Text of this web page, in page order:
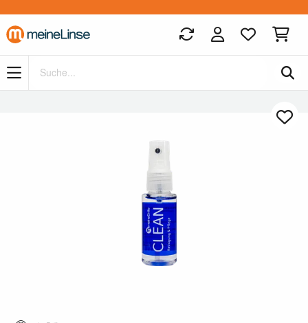
Zum Hauptinhalt springen